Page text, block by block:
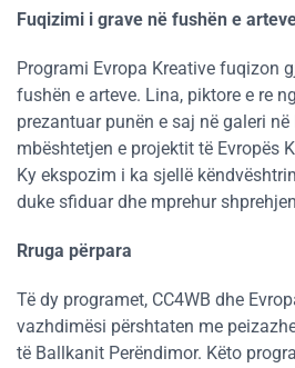
Fuqizimi i grave në fushën e
Programi Evropa Kreative fuqizon
fushën e arteve. Lina, piktore e re
prezantuar punën e saj në galeri
mbështetjen e projektit të Evropës
Ky ekspozim i ka sjellë
duke sfiduar dhe mprehur
Rruga përpara
Të dy programet, CC4WB dhe
vazhdimësi përshtaten me
të Ballkanit Perëndimor. Këto